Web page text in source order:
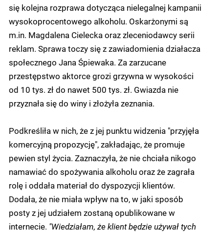
się kolejna rozprawa dotycząca nielegalnej kampanii
wysokoprocentowego alkoholu. Oskarżonymi są
m.in. Magdalena Cielecka oraz zleceniodawcy serii
reklam. Sprawa toczy się z zawiadomienia działacza
społecznego Jana Śpiewaka. Za zarzucane
przestępstwo aktorce grozi grzywna w wysokości
od 10 tys. zł do nawet 500 tys. zł. Gwiazda nie
przyznała się do winy i złożyła zeznania.
Podkreśliła w nich, że z jej punktu widzenia "przyjęła
komercyjną propozycję", zakładając, że promuje
pewien styl życia. Zaznaczyła, że nie chciała nikogo
namawiać do spożywania alkoholu oraz że zagrała
rolę i oddała materiał do dyspozycji klientów.
Dodała, że nie miała wpływ na to, w jaki sposób
posty z jej udziałem zostaną opublikowane w
internecie. "Wiedziałam, że klient będzie używał tych